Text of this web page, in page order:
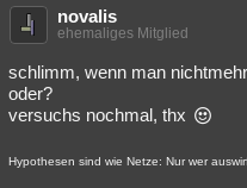
novalis
ehemaliges Mitglied
schlimm, wenn man
oder?
versuchs nochmal, thx
Hypothesen sind wie Netze: Nur wer